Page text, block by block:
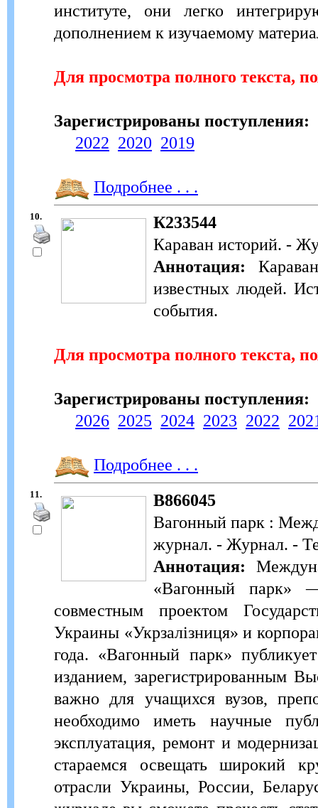
институте, они легко
дополнением к изучаемому
Для просмотра полного текста,
Зарегистрированы поступления:
2022 2020 2019
Подробнее . . .
10.
К233544
Караван историй. -
Аннотация:
известных людей.
события.
Для просмотра полного текста,
Зарегистрированы поступления:
2026 2025 2024 2023 2022
Подробнее . . .
11.
В866045
Вагонный парк :
журнал. - Журнал. -
Аннотация:
«Вагонный парк» —
совместным проектом
Украины «Укрзалізниця» и
года. «Вагонный парк»
изданием, зарегистрированным
важно для учащихся вузов,
необходимо иметь научные
эксплуатация, ремонт и
стараемся освещать широкий
отрасли Украины, России,